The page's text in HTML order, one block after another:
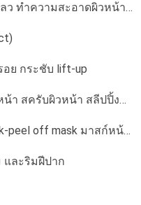
สูตรรับผลิตสร้างทำแบรนด์สบู่เหลว ทำความสะอาดผิวหน้า โฟมล้างหน้า
อย กระชับ lift-up
สูตรรับผลิตมาสก์ครีม ครีมพอกหน้า สครับผิวหน้า สลีปปิ้งมาสก์
สูตรรับผลิตซอฟมาสก์ soft mask-peel off mask มาสก์หน้ากากอ่อน
ละริมฝีปาก